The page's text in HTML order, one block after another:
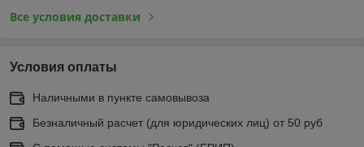
Все условия доставки
Условия оплаты
Наличными в пункте самовывоза
Безналичный расчет (для юридических лиц) от 50 руб